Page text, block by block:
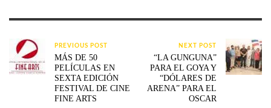
PREVIOUS POST
MÁS DE 50
PELÍCULAS EN
SEXTA EDICIÓN
FESTIVAL DE CINE
FINE ARTS
NEXT POST
“LA GUNGUNA”
PARA EL GOYA Y
“DÓLARES DE
ARENA” PARA EL
OSCAR